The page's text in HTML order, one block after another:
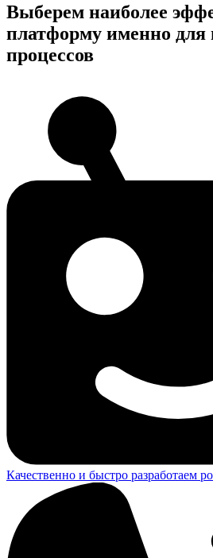
Выберем наиболее
платформу именно
процессов
Качественно и быстро разработаем